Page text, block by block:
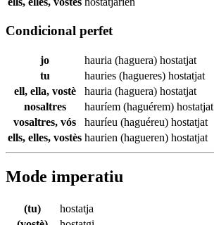
Condicional perfet
jo hauria (haguera) hostatjat
tu
hauries (hagueres) hostatjat
ell, ella, vostè
hauria (haguera) hostatjat
nosaltres
hauríem (haguérem) hostatjat
vosaltres, vós
hauríeu (haguéreu) hostatjat
ells, elles, vostès haurien (hagueren) hostatjat
Mode imperatiu
(tu)
hostatja